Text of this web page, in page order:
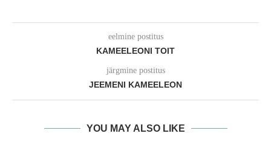
eelmine postitus
KAMEELEONI TOIT
järgmine postitus
JEEMENI KAMEELEON
YOU MAY ALSO LIKE